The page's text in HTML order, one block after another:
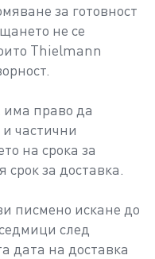
за готовност
не се
Thielmann
право да
частични
на срока за
за доставка.
писмено искане до
след
дата на доставка